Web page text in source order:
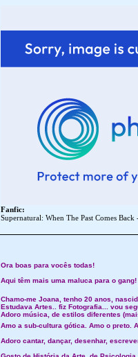
Fanfic:
Supernatural: When The Past Comes
Ora boas para vocês todas!
Aqui têm mais uma maluca para o gang!
Chamo-me Joana, tenho 20 anos,
Estudava Artes.. fiz Fotografia... vou
Adoro música, de estilos diferentes
Amo a sub-cultura gótica. Amo o preto.
Adoro cantar, dançar, desenhar,